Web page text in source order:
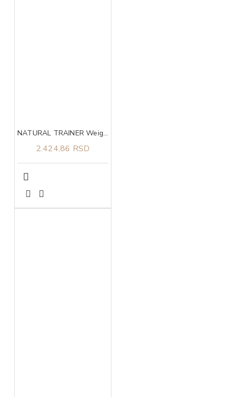
NATURAL TRAINER Weight care sa belim mesom za pse srednjih i velikih rasa 3kg
2.424,86 RSD